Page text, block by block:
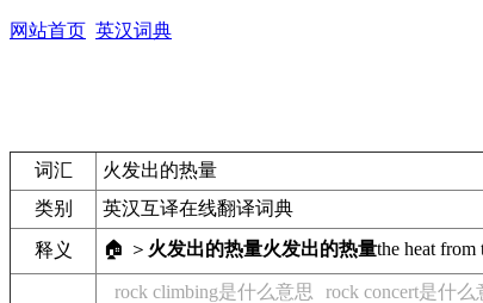
网站首页 英汉词典
词汇
火发出的热量
类别
英汉互译在线翻译词典
释义 🏠 ＞ 火发出的热量火发出的热量the heat from
rock climbing是什么意思 rock concert是什么